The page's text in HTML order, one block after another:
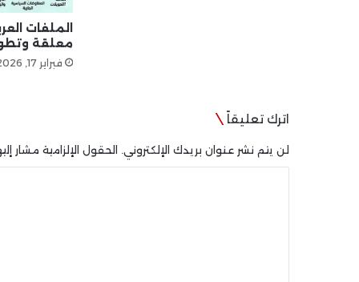
الملفات
معلقة
فبراير 17, 2026
اترك تعليقاً
لن يتم نشر عنوان بريدك الإلكتروني. الحقول الإلزامية مشار